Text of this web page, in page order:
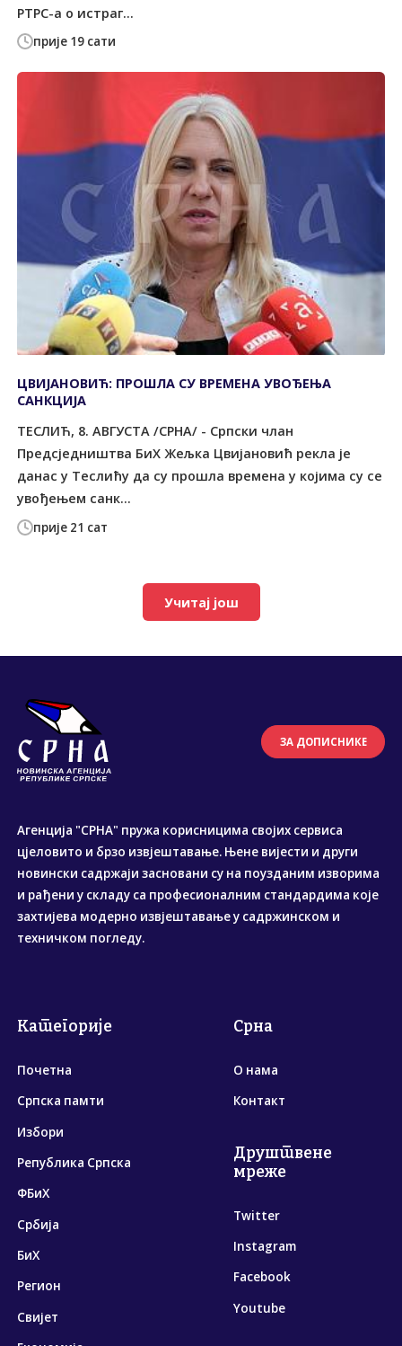
прије 19 сати
РТРС-а о истраг...
прије 21 сат
ЦВИЈАНОВИЋ: ПРОШЛА СУ ВРЕМЕНА УВОЂЕЊА
САНКЦИЈА
ТЕСЛИЋ, 8. АВГУСТА /СРНА/ - Српски члан
Предсједништва БиХ Жељка Цвијановић рекла је
данас у Теслићу да су прошла времена у којима су се
увођењем санк...
Учитај још
ЗА ДОПИСНИКЕ
Агенција "СРНА" пружа корисницима својих сервиса
цјеловито и брзо извјештавање. Њене вијести и други
новински садржаји засновани су на поузданим изворима
и рађени у складу са професионалним стандардима које
захтијева модерно извјештавање у садржинском и
техничком погледу.
Категорије
Почетна
Српска памти
Избори
Република Српска
ФБиХ
Србија
БиХ
Регион
Свијет
Срна
О нама
Контакт
Друштвене
мреже
Twitter
Instagram
Facebook
Youtube